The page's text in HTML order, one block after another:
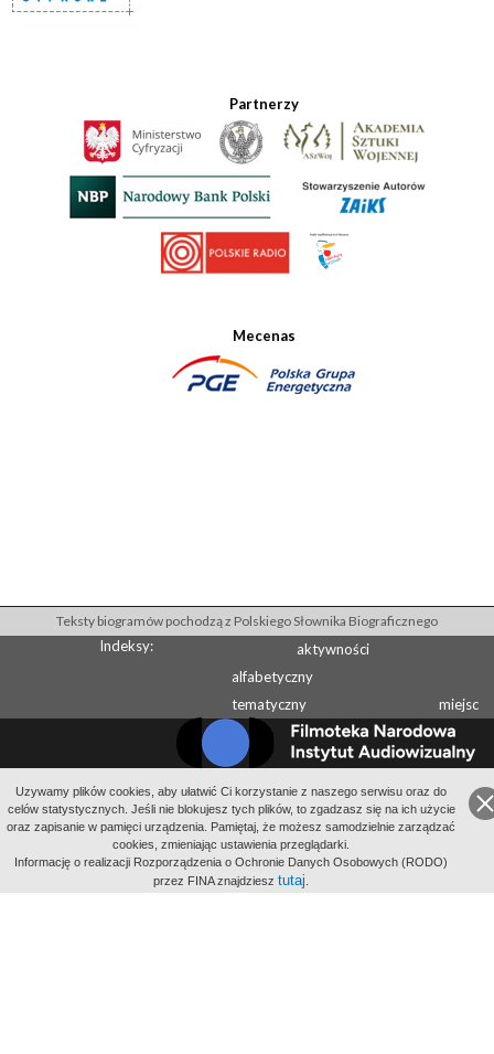
Partnerzy
Mecenas
Uzywamy plików cookies, aby ułatwić Ci korzystanie z naszego serwisu oraz do
celów statystycznych. Jeśli nie blokujesz tych plików, to zgadzasz się na ich użycie
oraz zapisanie w pamięci urządzenia. Pamiętaj, że możesz samodzielnie zarządzać
cookies, zmieniając ustawienia przeglądarki.
Informację o realizacji Rozporządzenia o Ochronie Danych Osobowych (RODO)
przez FINA znajdziesz tutaj
Teksty biogramów pochodzą z Polskiego Słownika Biograficznego
Indeksy:
aktywności
alfabetyczny
tematyczny
miejsc
Wydawcą Polskiego Słownika Biograficznego jest Instytut Historii PAN
Wydawcą Internetowego Polskiego Słownika Biograficznego jest Filmoteka
Narodowa - Instytut Audiowizualny
All Rights Reserved 2014-2026Filmoteka Narodowa - Instytut Audiowizualny
Polityka prywatności